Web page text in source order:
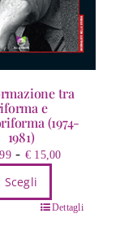
tra
e
(1974-
1981)
- € 15,00Fascia
da
Scegli
Dettagli